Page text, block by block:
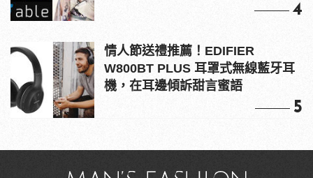
4
情人節送禮推薦！EDIFIER
W800BT PLUS 耳罩式無線藍牙耳
機，在耳邊傾訴甜言蜜語
5